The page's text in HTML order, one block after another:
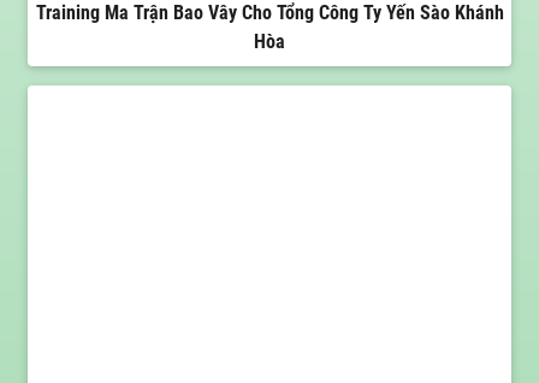
Training Ma Trận Bao Vây Cho Tổng Công Ty Yến Sào Khánh
Hòa